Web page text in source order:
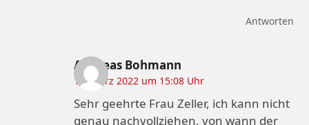
Antworten
Andreas Bohmann
17. März 2022 um 15:08 Uhr
Sehr geehrte Frau Zeller, ich kann nicht
genau nachvollziehen, von wann der